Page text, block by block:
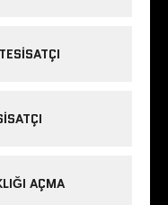
AÇMA